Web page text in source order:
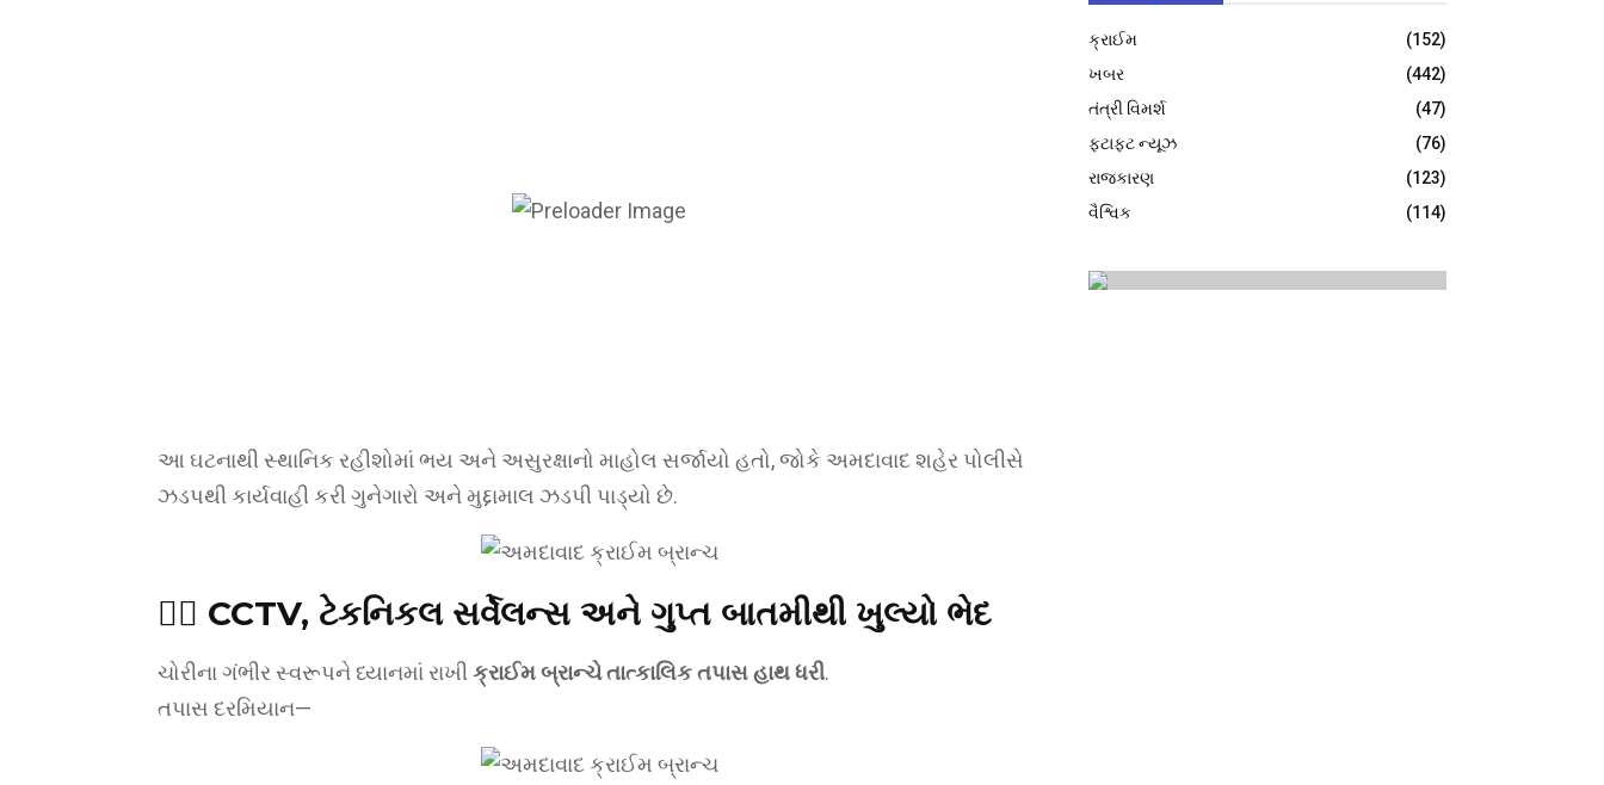
આ ઘટનાથી સ્થાનિક રહીશોમાં ભય અને અસુરક્ષાનો માહોલ સર્જાયો હતો, જોકે અમદાવાદ શહેર પોલીસે
ઝડપથી કાર્યવાહી કરી ગુનેગારો અને મુદ્દામાલ ઝડપી પાડ્યો છે.
🕵️‍♀️ CCTV, ટેકનિકલ સર્વેલન્સ અને ગુપ્ત બાતમીથી ખુલ્યો ભેદ
ચોરીના ગંભીર સ્વરૂપને ધ્યાનમાં રાખીક્રાઈમ બ્રાન્ચે તાત્કાલિક તપાસ હાથ ધરી.
તપાસ દરમિયાન—
ક્રાઈમ
(152)
ખબર
(442)
તંત્રી વિમર્શ
(47)
ફટાફટ ન્યૂઝ
(76)
રાજકારણ
(123)
વૈશ્વિક
(114)